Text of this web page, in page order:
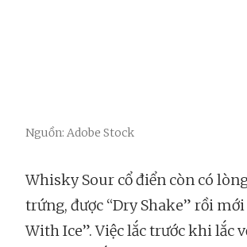
Nguồn: Adobe Stock
Whisky Sour cổ điển còn có
trứng, được “Dry Shake” rồi mới
With Ice”. Việc lắc trước khi lắc